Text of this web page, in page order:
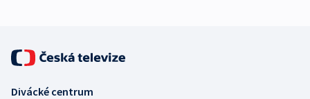
Divácké centrum